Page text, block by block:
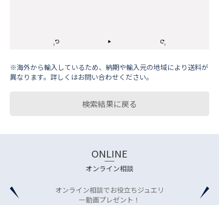
※海外から輸⼊しているため、納期や輸⼊元の地域により送料が
異なります。詳しくはお問い合わせください。
検索結果に戻る
ONLINE
オンライン相談
オンライン相談でお役立ちジュエリ
ー動画プレゼント！